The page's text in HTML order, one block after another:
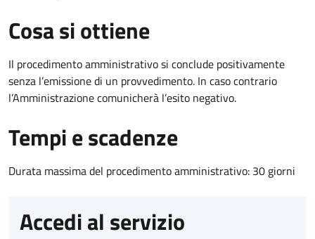
Cosa si ottiene
Il procedimento amministrativo si conclude positivamente
senza l’emissione di un provvedimento. In caso contrario
l’Amministrazione comunicherà l’esito negativo.
Tempi e scadenze
Durata massima del procedimento amministrativo: 30 giorni
Accedi al servizio